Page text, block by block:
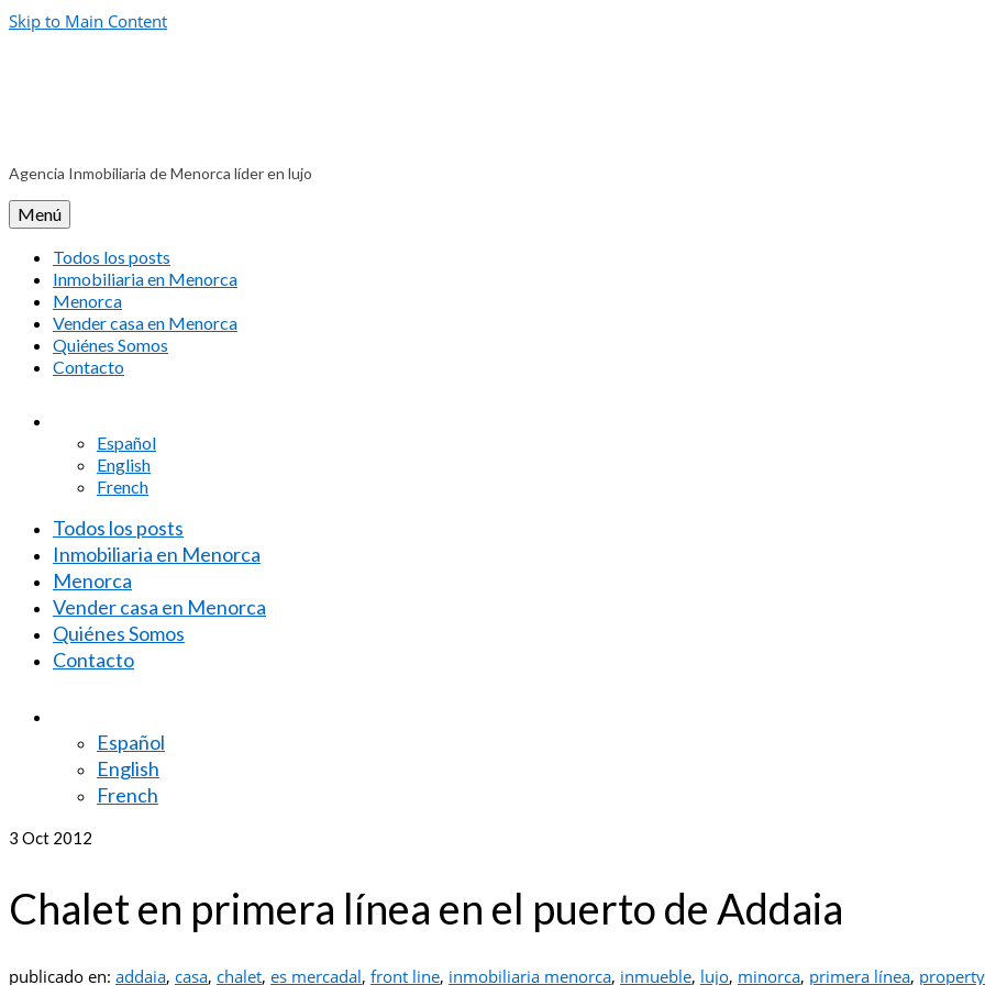
Skip to Main Content
Agencia Inmobiliaria de Menorca líder en lujo
Menú
Todos los posts
Inmobiliaria en Menorca
Menorca
Vender casa en Menorca
Quiénes Somos
Contacto
Español
English
French
Todos los posts
Inmobiliaria en Menorca
Menorca
Vender casa en Menorca
Quiénes Somos
Contacto
Español
English
French
3 Oct 2012
Chalet en primera línea en el puerto de Addaia
publicado en: addaia, casa, chalet, es mercadal, front line, inmobiliaria menorca, inmueble, lujo, minorca, primera línea, property